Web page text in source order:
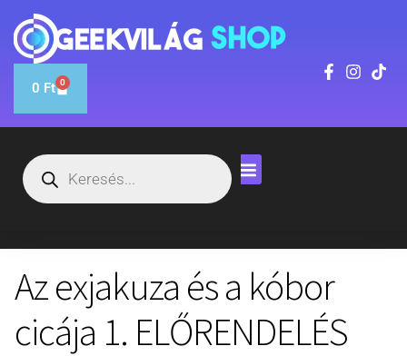
0 Ft 0
Az exjakuza és a kóbor
cicája 1. ELŐRENDELÉS